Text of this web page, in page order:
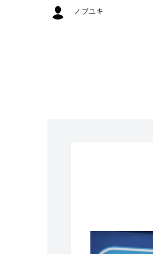
ノブユキ